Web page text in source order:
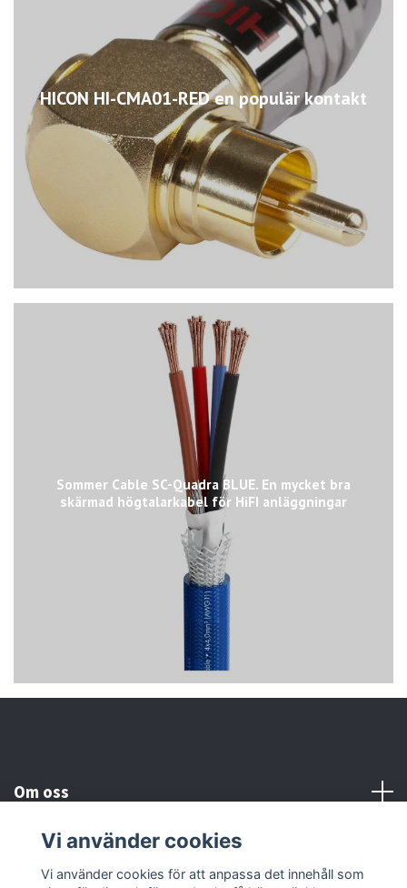
HICON HI-CMA01-RED en populär kontakt
Sommer Cable SC-Quadra BLUE. En mycket bra
skärmad högtalarkabel för HiFI anläggningar
Om oss
Kundtjänst
Vi använder cookies
Vi använder cookies för att anpassa det innehåll som